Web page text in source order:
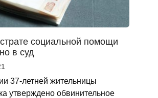
социальной помощи
в суд
37-летней жительницы
утверждено обвинительное